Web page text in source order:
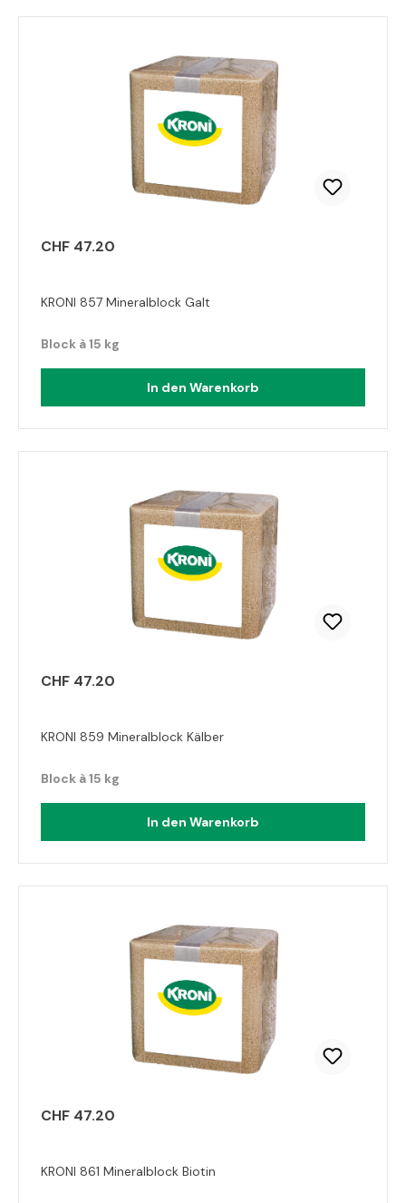
CHF 47.20
KRONI 857 Mineralblock Galt
Block à 15 kg
In den Warenkorb
CHF 47.20
KRONI 859 Mineralblock Kälber
Block à 15 kg
In den Warenkorb
CHF 47.20
KRONI 861 Mineralblock Biotin